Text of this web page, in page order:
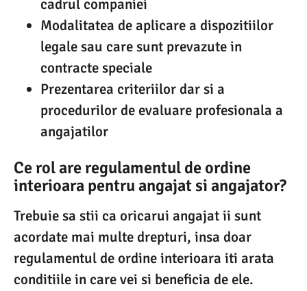
cadrul companiei
Modalitatea de aplicare a dispozitiilor
legale sau care sunt prevazute in
contracte speciale
Prezentarea criteriilor dar si a
procedurilor de evaluare profesionala a
angajatilor
Ce rol are regulamentul de ordine
interioara pentru angajat si angajator?
Trebuie sa stii ca oricarui angajat ii sunt
acordate mai multe drepturi, insa doar
regulamentul de ordine interioara iti arata
conditiile in care vei si beneficia de ele.